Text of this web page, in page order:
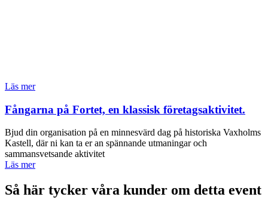
Läs mer
Fångarna på Fortet, en klassisk företagsaktivitet.
Bjud din organisation på en minnesvärd dag på historiska Vaxholms
Kastell, där ni kan ta er an spännande utmaningar och
sammansvetsande aktivitet
Läs mer
Så här tycker våra kunder om detta event